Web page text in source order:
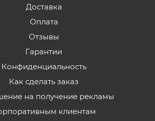
Доставка
Оплата
Отзывы
Гарантии
Конфиденциальность
Как сделать заказ
на получение рекламы
клиентам